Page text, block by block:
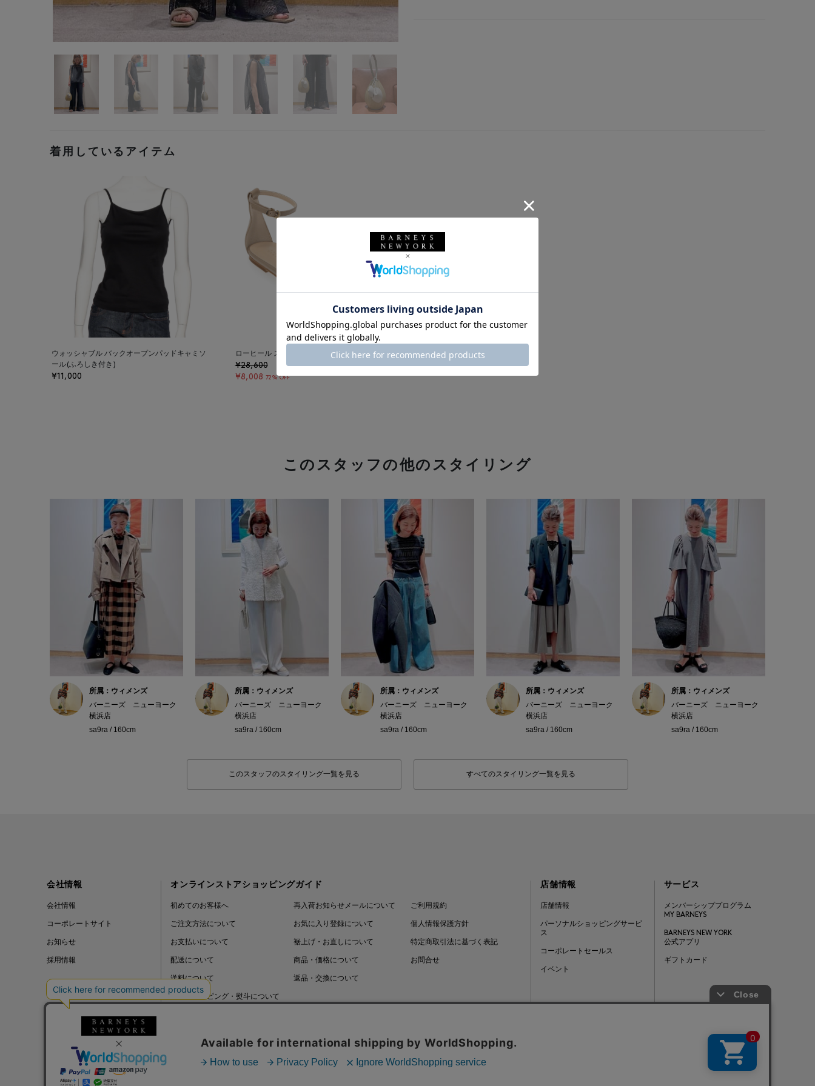
着用しているアイテム
ウォッシャブル バックオープンパッドキャミソ
ール(ふろしき付き)
¥11,000
ローヒール ストラップサンダル
¥28,600
¥8,008 72% OFF
このスタッフの他のスタイリング
所属：ウィメンズ
バーニーズ ニューヨーク
横浜店
sa9ra / 160cm
所属：ウィメンズ
バーニーズ ニューヨーク
横浜店
sa9ra / 160cm
所属：ウィメンズ
バーニーズ ニューヨーク
横浜店
sa9ra / 160cm
所属：ウィメンズ
バーニーズ ニューヨーク
横浜店
sa9ra / 160cm
所属：ウィメンズ
バーニーズ ニューヨーク
横浜店
sa9ra / 160cm
このスタッフのスタイリング一覧を見る すべてのスタイリング一覧を見る
会社情報
会社情報
コーポレートサイト
お知らせ
採用情報
オンラインストアショッピングガイド
初めてのお客様へ
ご注文方法について
お支払いについて
配送について
送料について
ギフトラッピング・熨斗について
再入荷お知らせメールについて
お気に入り登録について
裾上げ・お直しについて
商品・価格について
返品・交換について
ご利用規約
個人情報保護方針
特定商取引法に基づく表記
お問合せ
店舗情報
店舗情報
パーソナルショッピングサービ
ス
コーポレートセールス
イベント
サービス
メンバーシッププログラム
MY BARNEYS
BARNEYS NEW YORK
公式アプリ
ギフトカード